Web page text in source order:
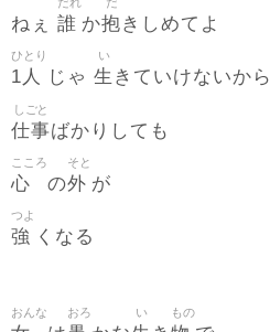
ねぇ 誰 か抱きしめてよ
1人
ひとり
じゃ 生
い
きていけないから
仕事
しごと
ばかりしても
心
こころ
の外
そと
が
強
つよ
くなる
おんな おろ い もの